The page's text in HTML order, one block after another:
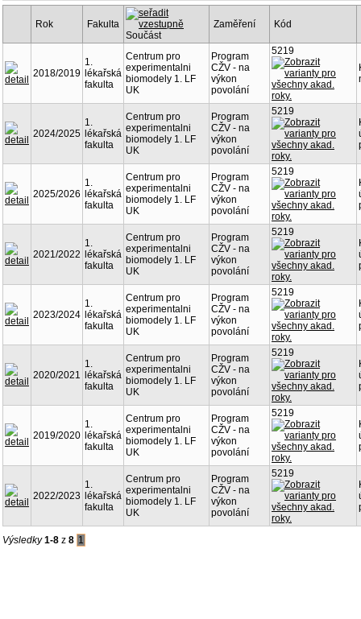
Rok
Fakulta
Součást
Zaměření Kód
2018/2019
1.
lékařská
fakulta
Centrum pro
experimentalni
biomodely 1. LF
UK
Program
CŽV - na
výkon
povolání
5219
2024/2025
1.
lékařská
fakulta
Centrum pro
experimentalni
biomodely 1. LF
UK
Program
CŽV - na
výkon
povolání
5219
2025/2026
1.
lékařská
fakulta
Centrum pro
experimentalni
biomodely 1. LF
UK
Program
CŽV - na
výkon
povolání
5219
2021/2022
1.
lékařská
fakulta
Centrum pro
experimentalni
biomodely 1. LF
UK
Program
CŽV - na
výkon
povolání
5219
2023/2024
1.
lékařská
fakulta
Centrum pro
experimentalni
biomodely 1. LF
UK
Program
CŽV - na
výkon
povolání
5219
2020/2021
1.
lékařská
fakulta
Centrum pro
experimentalni
biomodely 1. LF
UK
Program
CŽV - na
výkon
povolání
5219
2019/2020
1.
lékařská
fakulta
Centrum pro
experimentalni
biomodely 1. LF
UK
Program
CŽV - na
výkon
povolání
5219
2022/2023
1.
lékařská
fakulta
Centrum pro
experimentalni
biomodely 1. LF
UK
Program
CŽV - na
výkon
povolání
5219
Výsledky1-8 z 8 1